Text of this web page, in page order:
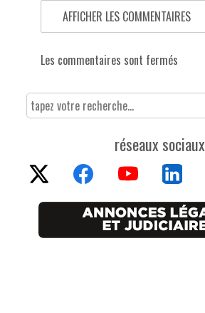
AFFICHER LES COMMENTAIRES
Les commentaires sont fermés
réseaux sociaux